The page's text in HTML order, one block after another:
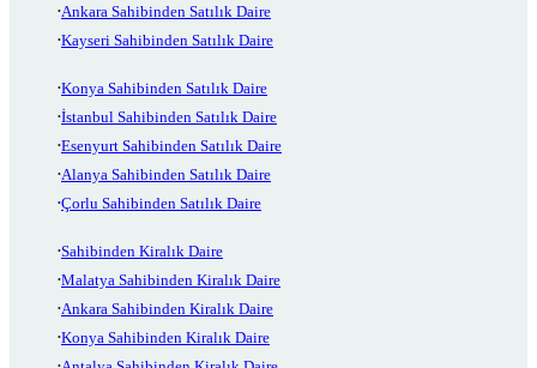
Ankara Sahibinden Satılık Daire
Kayseri Sahibinden Satılık Daire
Konya Sahibinden Satılık Daire
İstanbul Sahibinden Satılık Daire
Esenyurt Sahibinden Satılık Daire
Alanya Sahibinden Satılık Daire
Çorlu Sahibinden Satılık Daire
Sahibinden Kiralık Daire
Malatya Sahibinden Kiralık Daire
Ankara Sahibinden Kiralık Daire
Konya Sahibinden Kiralık Daire